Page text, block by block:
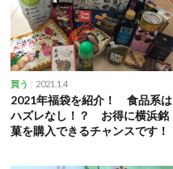
買う 2021.1.4
2021年福袋を紹介！ 食品系は
ハズレなし！？ お得に横浜銘
菓を購入できるチャンスです！